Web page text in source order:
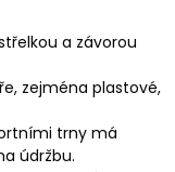
a závorou
zejména plastové,
trny má
údržbu.